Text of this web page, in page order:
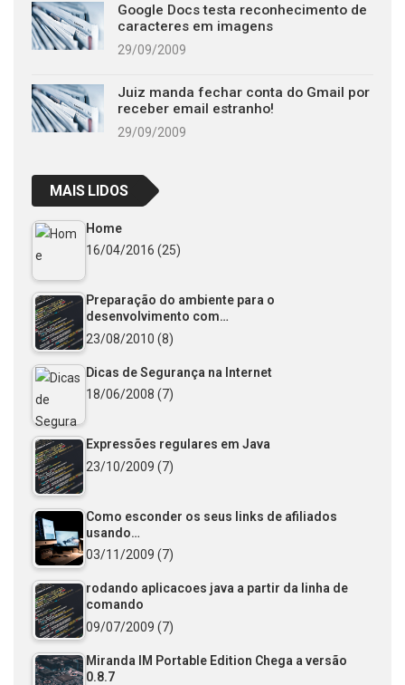
Google Docs testa reconhecimento de
caracteres em imagens
29/09/2009
Juiz manda fechar conta do Gmail por
receber email estranho!
29/09/2009
MAIS LIDOS
Home
16/04/2016 (25)
Preparação do ambiente para o
desenvolvimento com…
23/08/2010 (8)
Dicas de Segurança na Internet
18/06/2008 (7)
Expressões regulares em Java
23/10/2009 (7)
Como esconder os seus links de afiliados
usando…
03/11/2009 (7)
rodando aplicacoes java a partir da linha de
comando
09/07/2009 (7)
Miranda IM Portable Edition Chega a versão
0.8.7